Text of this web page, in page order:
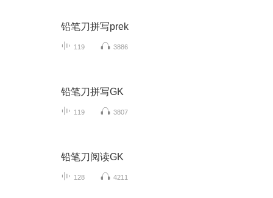
铅笔刀拼写prek
119 3886
铅笔刀拼写GK
119 3807
铅笔刀阅读GK
128 4211